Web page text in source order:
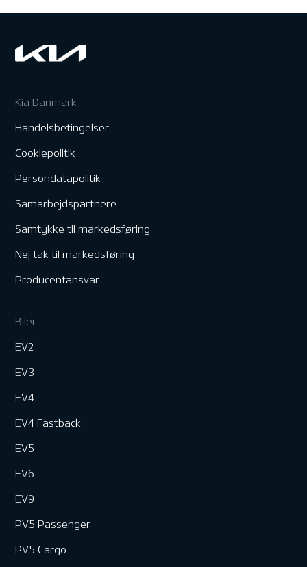
Kia Danmark
Handelsbetingelser
Cookiepolitik
Persondatapolitik
Samarbejdspartnere
Samtykke til markedsføring
Nej tak til markedsføring
Producentansvar
Biler
EV2
EV3
EV4
EV4 Fastback
EV5
EV6
EV9
PV5 Passenger
PV5 Cargo